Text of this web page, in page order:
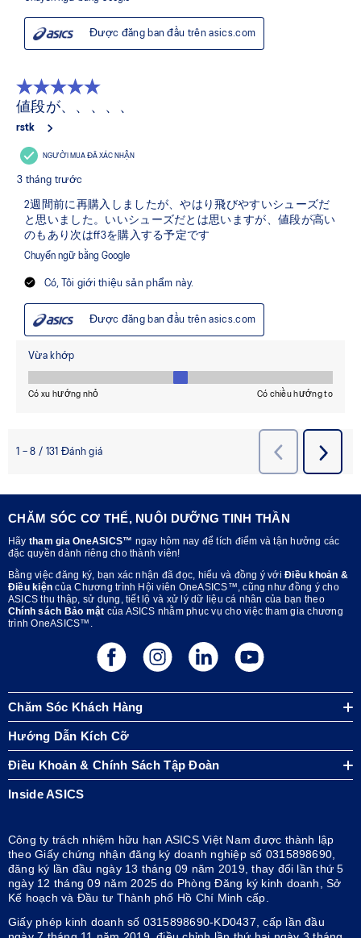
CHĂM SÓC CƠ THỂ, NUÔI DƯỠNG TINH THẦN
Hãy tham gia OneASICS™ ngay hôm nay để tích điểm và tận hưởng các
đặc quyền dành riêng cho thành viên!
Bằng việc đăng ký, bạn xác nhận đã đọc, hiểu và đồng ý với Điều khoản &
Điều kiện của Chương trình Hội viên OneASICS™, cũng như đồng ý cho
ASICS thu thập, sử dụng, tiết lộ và xử lý dữ liệu cá nhân của bạn theo
Chính sách Bảo mật của ASICS nhằm phục vụ cho việc tham gia chương
trình OneASICS™.
Chăm Sóc Khách Hàng
Hướng Dẫn Kích Cỡ
Điều Khoản & Chính Sách Tập Đoàn
Inside ASICS
Công ty trách nhiệm hữu hạn ASICS Việt Nam được thành lập
theo Giấy chứng nhận đăng ký doanh nghiệp số 0315898690,
đăng ký lần đầu ngày 13 tháng 09 năm 2019, thay đổi lần thứ 5
ngày 12 tháng 09 năm 2025 do Phòng Đăng ký kinh doanh, Sở
Kế hoạch và Đầu tư Thành phố Hồ Chí Minh cấp.
Giấy phép kinh doanh số 0315898690-KD0437, cấp lần đầu